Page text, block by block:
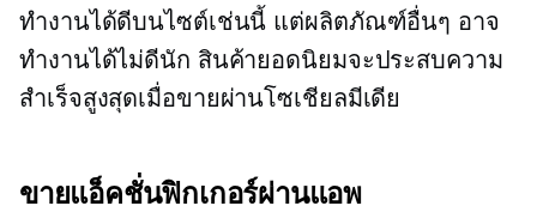
ทำงานได้ดีบนไซต์เช่นนี้ แต่ผลิตภัณฑ์อื่นๆ อาจ
ทำงานได้ไม่ดีนัก สินค้ายอดนิยมจะประสบความ
สำเร็จสูงสุดเมื่อขายผ่านโซเชียลมีเดีย
ขายแอ็คชั่นฟิกเกอร์ผ่านแอพ